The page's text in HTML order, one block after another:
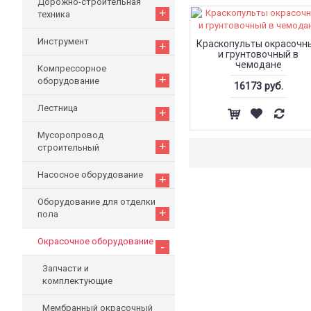
техника
+
Инструмент +
Компрессорное
оборудование
+
Лестница +
Мусоропровод
строительный
+
Насосное оборудование +
Оборудование для отделки
пола
+
Окрасочное оборудование -
Запчасти и
комплектующие
Мембранный окрасочный
Краскопульты
и грунтовочный в
чемодане
16173 руб.